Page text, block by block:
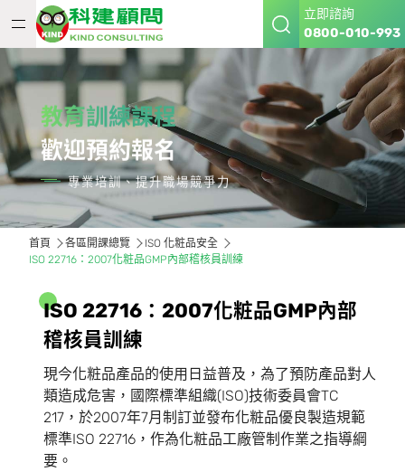
立即諮詢
0800-010-993
教育訓練課程
歡迎預約報名
專業培訓、提升職場競爭力
首頁 各區開課總覽
ISO 化粧品安全
ISO 22716：2007化粧品GMP內部稽核員訓練
ISO 22716 ： 2007化粧品GMP內部
稽核員訓 練
現今化粧品產品的使用日益普及，為了預防產品對人
類造成危害，國際標準組織(ISO)技術委員會TC
217，於2007年7月制訂並發布化粧品優良製造規範
標準ISO 22716，作為化粧品工廠管制作業之指導綱
要。